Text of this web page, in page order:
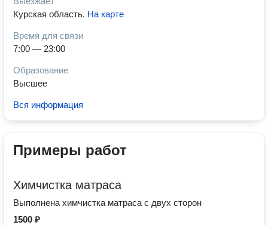
Курская область. На карте
Время для связи
7:00 — 23:00
Образование
Высшее
Вся информация
Примеры работ
Химчистка матраса
Выполнена химчистка матраса с двух сторон
1500 ₽